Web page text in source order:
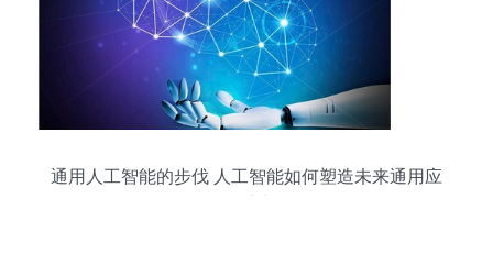
通用人工智能的步伐 人工智能如何塑造未来通用应